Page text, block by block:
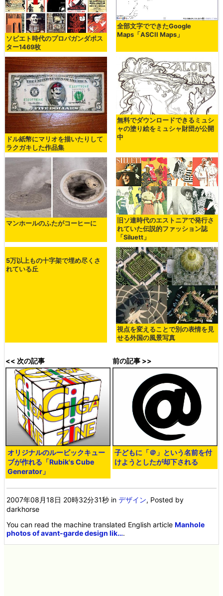
ソビエト時代のプロパガンダポス
ター1469枚
全部文字でできたGoogle
Maps「ASCII Maps」
ドル紙幣にマリオを描いたりして
ラクガキした作品集
無料でダウンロードできるミュシ
ャの塗り絵をミュシャ財団が公開
中
マンホールのふたがコーヒーに
旧ソ連時代のエストニアで発行さ
れていた伝説的ファッション誌
「Siluett」
視点を変えることで別の表情を見
せる外国の風景写真
<< 次の記事
オリジナルのルービックキュー
ブが作れる「Rubik's Cube
Generator」
前の記事 >>
子どもに「＠」という名前を付
けようとしたが却下される
2007年08月18日 20時32分31秒 inデザイン, Posted by
darkhorse
You can read the machine translated English articleManhole
photos of avant-garde design lik….